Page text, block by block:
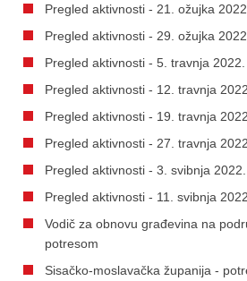
Pregled aktivnosti - 21. ožujka 2022.
Pregled aktivnosti - 29. ožujka 2022.
Pregled aktivnosti - 5. travnja 2022.
Pregled aktivnosti - 12. travnja 2022.
Pregled aktivnosti - 19. travnja 2022.
Pregled aktivnosti - 27. travnja 2022.
Pregled aktivnosti - 3. svibnja 2022.
Pregled aktivnosti - 11. svibnja 2022.
Vodič za obnovu građevina na
potresom
Sisačko-moslavačka županija -